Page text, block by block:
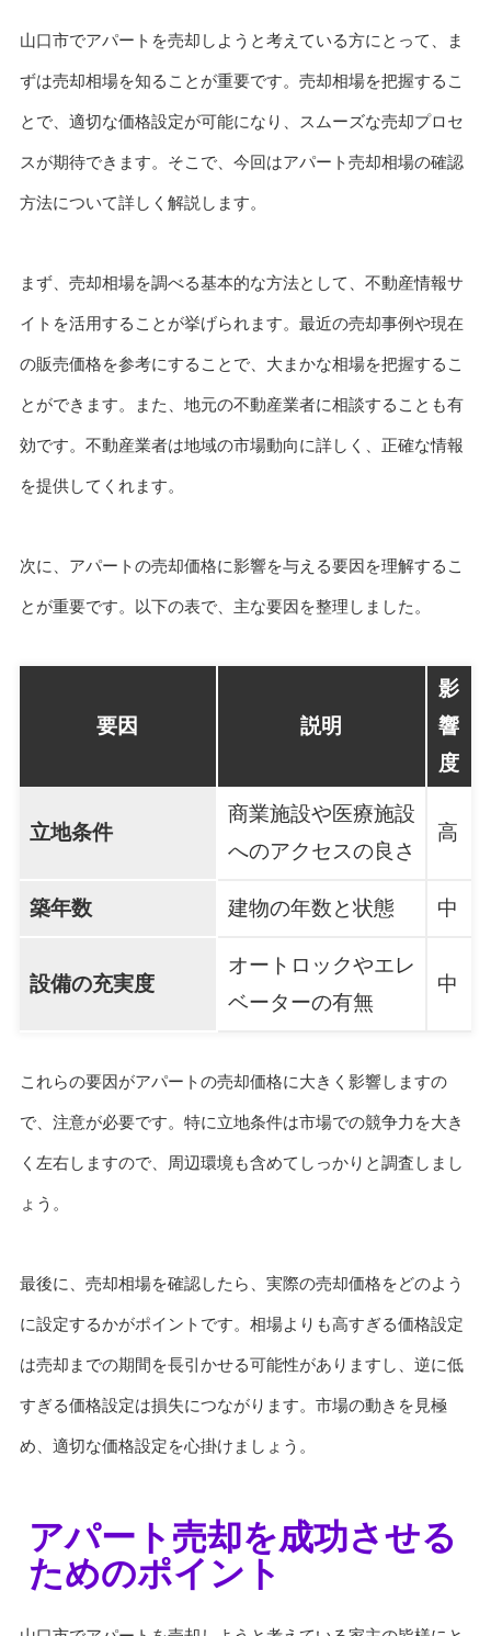
山口市でアパートを売却しようと考えている方にとって、ま
ずは売却相場を知ることが重要です。売却相場を把握するこ
とで、適切な価格設定が可能になり、スムーズな売却プロセ
スが期待できます。そこで、今回はアパート売却相場の確認
方法について詳しく解説します。
まず、売却相場を調べる基本的な方法として、不動産情報サ
イトを活用することが挙げられます。最近の売却事例や現在
の販売価格を参考にすることで、大まかな相場を把握するこ
とができます。また、地元の不動産業者に相談することも有
効です。不動産業者は地域の市場動向に詳しく、正確な情報
を提供してくれます。
次に、アパートの売却価格に影響を与える要因を理解するこ
とが重要です。以下の表で、主な要因を整理しました。
要因 説明
影
響
度
立地条件
商業施設や医療施設
へのアクセスの良さ
高
築年数 建物の年数と状態 中
設備の充実度
オートロックやエレ
ベーターの有無
中
これらの要因がアパートの売却価格に大きく影響しますの
で、注意が必要です。特に立地条件は市場での競争力を大き
く左右しますので、周辺環境も含めてしっかりと調査しまし
ょう。
最後に、売却相場を確認したら、実際の売却価格をどのよう
に設定するかがポイントです。相場よりも高すぎる価格設定
は売却までの期間を長引かせる可能性がありますし、逆に低
すぎる価格設定は損失につながります。市場の動きを見極
め、適切な価格設定を心掛けましょう。
アパート売却を成功させる
ためのポイント